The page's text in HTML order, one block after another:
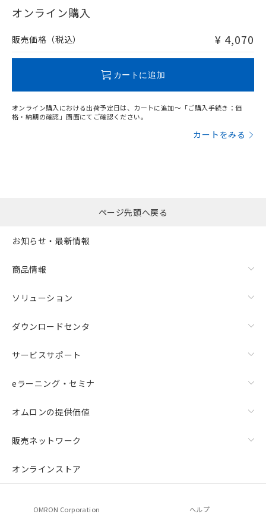
在庫等で未対応品が混在する可能性があります。
問い合わせください。
オンライン購入
販売価格（税込） ¥ 4,070
カートに追加
オンライン購入における出荷予定日は、カートに追加～「ご購入手続き：価
格・納期の確認」画面にてご確認ください。
カートをみる
ページ先頭へ戻る
お知らせ・最新情報
商品情報
ソリューション
ダウンロードセンタ
サービスサポート
eラーニング・セミナ
オムロンの提供価値
販売ネットワーク
オンラインストア
OMRON Corporation ヘルプ